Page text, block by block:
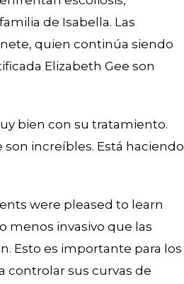
de Isabella. Las
quien continúa siendo
Elizabeth Gee son
bien con su tratamiento.
increíbles. Está haciendo
were pleased to learn
menos invasivo que las
Esto es importante para los
controlar sus curvas de